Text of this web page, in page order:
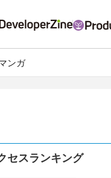
ンガ
セスランキング